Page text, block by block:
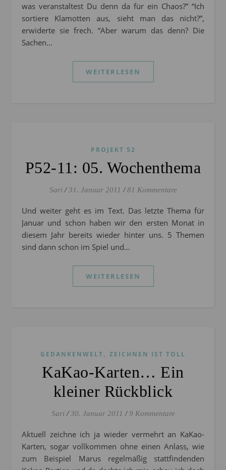
was veranstaltest Du denn da für ein Chaos?” “Ich
sortiere Klamotten aus, sieht man das nicht?”,
erwiderte sie frech. “Aber warum das denn? Die
Sachen…
WEITERLESEN
PROJEKT 52
P52-11: 05. Wochenthema
Sari / 31. Januar 2011 / 81 Kommentare
Und weiter geht es im Text. Das letzte Thema für
Januar und schon haben wir den ersten Monat in
diesem Jahr bereits wieder hinter uns. 5 Themen
sind dann schon im Spiel und…
WEITERLESEN
GEDANKENWELT, ZEICHNEN IST TOLL
KaKao-Karten… Ein
kleiner Rückblick
Sari / 30. Januar 2011 / 9 Kommentare
Aktuell zeichne ich ja wieder vermehrt an KaKao-
Karten, sogar vollkommen ohne einen Anlass, wie
zum Beispiel Marus regelmäßig stattfindenden